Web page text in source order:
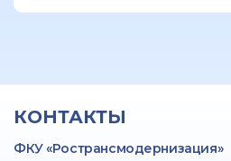
КОНТАКТЫ
ФКУ «Ространсмодернизация»